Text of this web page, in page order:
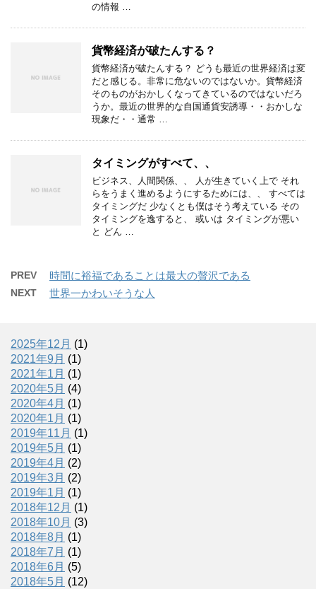
の情報 …
貨幣経済が破たんする？
貨幣経済が破たんする？ どうも最近の世界経済は変
だと感じる。非常に危ないのではないか。貨幣経済
そのものがおかしくなってきているのではないだろ
うか。最近の世界的な自国通貨安誘導・・おかしな
現象だ・・通常 …
タイミングがすべて、、
ビジネス、人間関係、、 人が生きていく上で それ
らをうまく進めるようにするためには、、 すべては
タイミングだ 少なくとも僕はそう考えている その
タイミングを逸すると、 或いは タイミングが悪い
と どん …
PREV 時間に裕福であることは最大の贅沢である
NEXT 世界一かわいそうな人
2025年12月 (1)
2021年9月 (1)
2021年1月 (1)
2020年5月 (4)
2020年4月 (1)
2020年1月 (1)
2019年11月 (1)
2019年5月 (1)
2019年4月 (2)
2019年3月 (2)
2019年1月 (1)
2018年12月 (1)
2018年10月 (3)
2018年8月 (1)
2018年7月 (1)
2018年6月 (5)
2018年5月 (12)